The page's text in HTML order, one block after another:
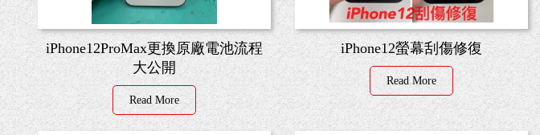
iPhone12ProMax更換原廠電池流程
大公開
Read More
iPhone12螢幕刮傷修復
Read More